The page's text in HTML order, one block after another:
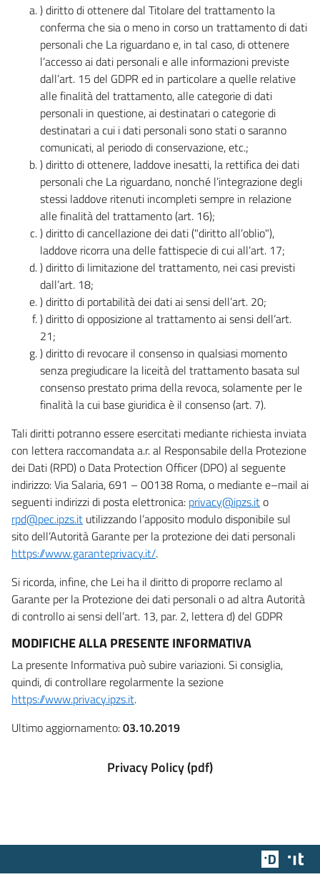
) diritto di ottenere dal Titolare del trattamento la
conferma che sia o meno in corso un trattamento di dati
personali che La riguardano e, in tal caso, di ottenere
l’accesso ai dati personali e alle informazioni previste
dall’art. 15 del GDPR ed in particolare a quelle relative
alle finalità del trattamento, alle categorie di dati
personali in questione, ai destinatari o categorie di
destinatari a cui i dati personali sono stati o saranno
comunicati, al periodo di conservazione, etc.;
) diritto di ottenere, laddove inesatti, la rettifica dei dati
personali che La riguardano, nonché l’integrazione degli
stessi laddove ritenuti incompleti sempre in relazione
alle finalità del trattamento (art. 16);
) diritto di cancellazione dei dati ("diritto all’oblio"),
laddove ricorra una delle fattispecie di cui all’art. 17;
) diritto di limitazione del trattamento, nei casi previsti
dall’art. 18;
) diritto di portabilità dei dati ai sensi dell’art. 20;
) diritto di opposizione al trattamento ai sensi dell’art.
21;
) diritto di revocare il consenso in qualsiasi momento
senza pregiudicare la liceità del trattamento basata sul
consenso prestato prima della revoca, solamente per le
finalità la cui base giuridica è il consenso (art. 7).
Tali diritti potranno essere esercitati mediante richiesta inviata
con lettera raccomandata a.r. al Responsabile della Protezione
dei Dati (RPD) o Data Protection Officer (DPO) al seguente
indirizzo: Via Salaria, 691 – 00138 Roma, o mediante e–mail ai
seguenti indirizzi di posta elettronica: privacy@ipzs.ito
rpd@pec.ipzs.it utilizzando l’apposito modulo disponibile sul
sito dell’Autorità Garante per la protezione dei dati personali
https://www.garanteprivacy.it/.
Si ricorda, infine, che Lei ha il diritto di proporre reclamo al
Garante per la Protezione dei dati personali o ad altra Autorità
di controllo ai sensi dell’art. 13, par. 2, lettera d) del GDPR
MODIFICHE ALLA PRESENTE INFORMATIVA
La presente Informativa può subire variazioni. Si consiglia,
quindi, di controllare regolarmente la sezione
https://www.privacy.ipzs.it.
Ultimo aggiornamento:03.10.2019
Privacy Policy (pdf)
Team